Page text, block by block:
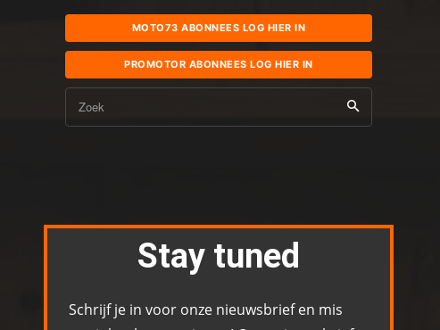
MOTO73 ABONNEES LOG HIER IN
PROMOTOR ABONNEES LOG HIER IN
Zoek
Stay tuned
Schrijf je in voor onze nieuwsbrief en mis